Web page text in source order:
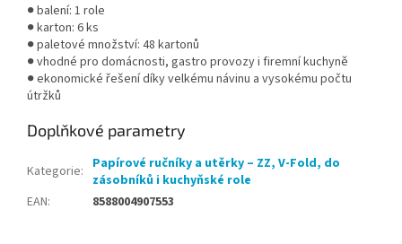
● balení: 1 role
● karton: 6 ks
● paletové množství: 48 kartonů
● vhodné pro domácnosti, gastro provozy i firemní kuchyně
● ekonomické řešení díky velkému návinu a vysokému počtu
útržků
Doplňkové parametry
Kategorie: Papírové ručníky a utěrky – ZZ, V-Fold, do
zásobníků i kuchyňské role
EAN: 8588004907553